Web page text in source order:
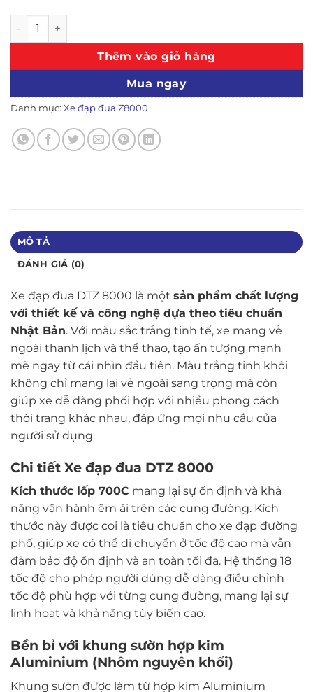
Xe đạp đua Z8000 (Màu đen) số lượng
Thêm vào giỏ hàng
Mua ngay
Danh mục: Xe đạp đua Z8000
MÔ TẢ
ĐÁNH GIÁ (0)
Xe đạp đua DTZ 8000 là một sản phẩm chất lượng
với thiết kế và công nghệ dựa theo tiêu chuẩn
Nhật Bản. Với màu sắc trắng tinh tế, xe mang vẻ
ngoài thanh lịch và thể thao, tạo ấn tượng mạnh
mẽ ngay từ cái nhìn đầu tiên. Màu trắng tinh khôi
không chỉ mang lại vẻ ngoài sang trọng mà còn
giúp xe dễ dàng phối hợp với nhiều phong cách
thời trang khác nhau, đáp ứng mọi nhu cầu của
người sử dụng.
Chi tiết Xe đạp đua DTZ 8000
Kích thước lốp 700C mang lại sự ổn định và khả
năng vận hành êm ái trên các cung đường. Kích
thước này được coi là tiêu chuẩn cho xe đạp đường
phố, giúp xe có thể di chuyển ở tốc độ cao mà vẫn
đảm bảo độ ổn định và an toàn tối đa. Hệ thống 18
tốc độ cho phép người dùng dễ dàng điều chỉnh
tốc độ phù hợp với từng cung đường, mang lại sự
linh hoạt và khả năng tùy biến cao.
Bền bỉ với khung sườn hợp kim
Aluminium (Nhôm nguyên khối)
Khung sườn được làm từ hợp kim Aluminium